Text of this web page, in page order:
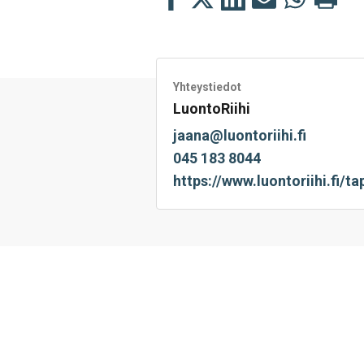
Yhteystiedot
LuontoRiihi
jaana@luontoriihi.fi
045 183 8044
https://www.luontoriihi.fi/